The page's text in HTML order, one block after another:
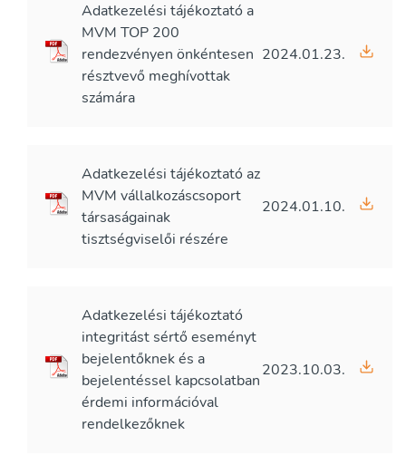
Adatkezelési tájékoztató a
MVM TOP 200
rendezvényen önkéntesen
résztvevő meghívottak
számára
2024.01.23.
Adatkezelési tájékoztató az
MVM vállalkozáscsoport
társaságainak
tisztségviselői részére
2024.01.10.
Adatkezelési tájékoztató
integritást sértő eseményt
bejelentőknek és a
bejelentéssel kapcsolatban
érdemi információval
rendelkezőknek
2023.10.03.